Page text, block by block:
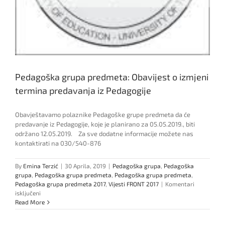
Pedagoška grupa predmeta: Obavijest o izmjeni
termina predavanja iz Pedagogije
Obavještavamo polaznike Pedagoške grupe predmeta da će
predavanje iz Pedagogije, koje je planirano za 05.05.2019., biti
održano 12.05.2019. Za sve dodatne informacije možete nas
kontaktirati na 030/540-876
By Emina Terzić | 30 Aprila, 2019 | Pedagoška grupa, Pedagoška
grupa, Pedagoška grupa predmeta, Pedagoška grupa predmeta,
Pedagoška grupa predmeta 2017, Vijesti FRONT 2017 | Komentari
isključeni
Pedagoška
grupa
Read More